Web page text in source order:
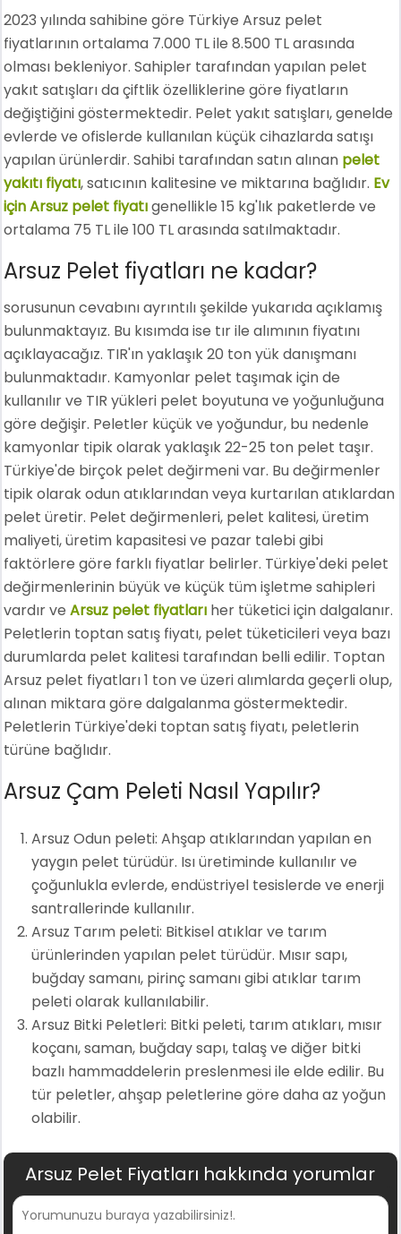
2023 yılında sahibine göre Türkiye Arsuz pelet
fiyatlarının ortalama 7.000 TL ile 8.500 TL arasında
olması bekleniyor. Sahipler tarafından yapılan pelet
yakıt satışları da çiftlik özelliklerine göre fiyatların
değiştiğini göstermektedir. Pelet yakıt satışları, genelde
evlerde ve ofislerde kullanılan küçük cihazlarda satışı
yapılan ürünlerdir. Sahibi tarafından satın alınan pelet
yakıtı fiyatı, satıcının kalitesine ve miktarına bağlıdır. Ev
için Arsuz pelet fiyatıgenellikle 15 kg'lık paketlerde ve
ortalama 75 TL ile 100 TL arasında satılmaktadır.
Arsuz Pelet fiyatları ne kadar?
sorusunun cevabını ayrıntılı şekilde yukarıda açıklamış
bulunmaktayız. Bu kısımda ise tır ile alımının fiyatını
açıklayacağız. TIR'ın yaklaşık 20 ton yük danışmanı
bulunmaktadır. Kamyonlar pelet taşımak için de
kullanılır ve TIR yükleri pelet boyutuna ve yoğunluğuna
göre değişir. Peletler küçük ve yoğundur, bu nedenle
kamyonlar tipik olarak yaklaşık 22-25 ton pelet taşır.
Türkiye'de birçok pelet değirmeni var. Bu değirmenler
tipik olarak odun atıklarından veya kurtarılan atıklardan
pelet üretir. Pelet değirmenleri, pelet kalitesi, üretim
maliyeti, üretim kapasitesi ve pazar talebi gibi
faktörlere göre farklı fiyatlar belirler. Türkiye'deki pelet
değirmenlerinin büyük ve küçük tüm işletme sahipleri
vardır veArsuz pelet fiyatları her tüketici için dalgalanır.
Peletlerin toptan satış fiyatı, pelet tüketicileri veya bazı
durumlarda pelet kalitesi tarafından belli edilir. Toptan
Arsuz pelet fiyatları 1 ton ve üzeri alımlarda geçerli olup,
alınan miktara göre dalgalanma göstermektedir.
Peletlerin Türkiye'deki toptan satış fiyatı, peletlerin
türüne bağlıdır.
Arsuz Çam Peleti Nasıl Yapılır?
Arsuz Odun peleti: Ahşap atıklarından yapılan en
yaygın pelet türüdür. Isı üretiminde kullanılır ve
çoğunlukla evlerde, endüstriyel tesislerde ve enerji
santrallerinde kullanılır.
Arsuz Tarım peleti: Bitkisel atıklar ve tarım
ürünlerinden yapılan pelet türüdür. Mısır sapı,
buğday samanı, pirinç samanı gibi atıklar tarım
peleti olarak kullanılabilir.
Arsuz Bitki Peletleri: Bitki peleti, tarım atıkları, mısır
koçanı, saman, buğday sapı, talaş ve diğer bitki
bazlı hammaddelerin preslenmesi ile elde edilir. Bu
tür peletler, ahşap peletlerine göre daha az yoğun
olabilir.
Arsuz Pelet Fiyatları hakkında yorumlar